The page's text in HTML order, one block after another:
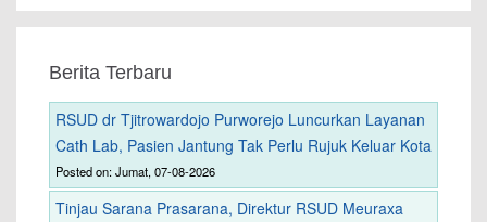
Berita Terbaru
RSUD dr Tjitrowardojo Purworejo Luncurkan Layanan
Cath Lab, Pasien Jantung Tak Perlu Rujuk Keluar Kota
Posted on: Jumat, 07-08-2026
Tinjau Sarana Prasarana, Direktur RSUD Meuraxa